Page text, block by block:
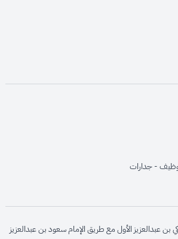
opens in
opens in
opens in
opens in new
opens in
opens in
opens in
opens in
opens in
opens in new
- جداراتopens in new window
بن عبدالعزيز الأول مع طريق الإمام سعود بن عبدالعزيز